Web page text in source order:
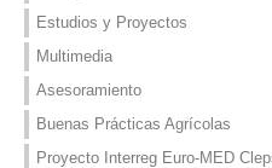
Estudios y Proyectos
Multimedia
Asesoramiento
Buenas Prácticas Agrícolas
Proyecto Interreg Euro-MED